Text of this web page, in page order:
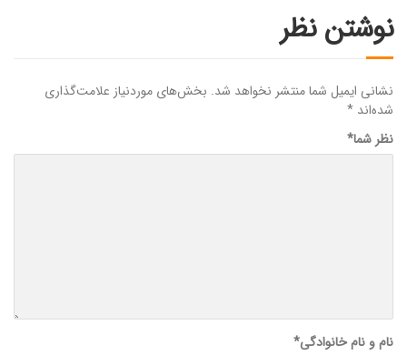
نوشتن نظر
نشانی ایمیل شما منتشر نخواهد شد. بخش‌های موردنیاز علامت‌گذاری
شده‌اند *
نظر شما*
نام و نام خانوادگی*